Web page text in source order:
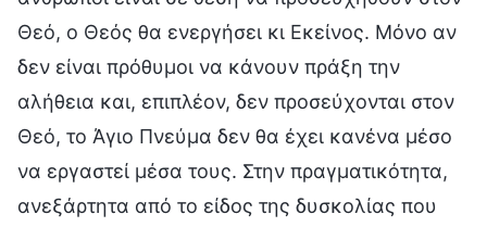
Θεό, ο Θεός θα ενεργήσει κι Εκείνος. Μόνο αν
δεν είναι πρόθυμοι να κάνουν πράξη την
αλήθεια και, επιπλέον, δεν προσεύχονται στον
Θεό, το Άγιο Πνεύμα δεν θα έχει κανένα μέσο
να εργαστεί μέσα τους. Στην πραγματικότητα,
ανεξάρτητα από το είδος της δυσκολίας που